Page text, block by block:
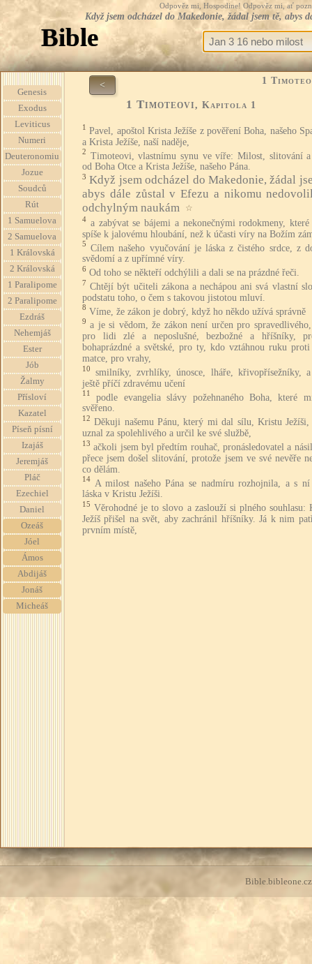
Odpověz mi, Hospodine! Odpověz mi, ať
Když jsem odcházel do Makedonie, žádal jsem tě,
Bible
Genesis
Exodus
Leviticus
Numeri
Deuteronomiu
Jozue
Soudců
Rút
1 Samuelova
2 Samuelova
1 Královská
2 Královská
1 Paralipome
2 Paralipome
Ezdráš
Nehemjáš
Ester
Jób
Žalmy
Přísloví
Kazatel
Píseň písní
Izajáš
Jeremjáš
Pláč
Ezechiel
Daniel
Ozeáš
Jóel
Ámos
Abdijáš
Jonáš
Micheáš
< 1
1 Timoteovi, Kapitola 1
1 Pavel, apoštol Krista Ježíše z pověření Boha, našeho
a Krista Ježíše, naší naděje,
2 Timoteovi, vlastnímu synu ve víře: Milost, slitování
od Boha Otce a Krista Ježíše, našeho Pána.
3 Když jsem odcházel do Makedonie, žádal
abys dále zůstal v Efezu a nikomu
odchylným naukám
☆
4 a zabývat se bájemi a nekonečnými rodokmeny, které
spíše k jalovému hloubání, než k účasti víry na Božím
5
Cílem našeho vyučování je láska z čistého srdce, z
svědomí a z upřímné víry.
6 Od toho se někteří odchýlili a dali se na prázdné řeči.
7 Chtějí být učiteli zákona a nechápou ani svá vlastní
podstatu toho, o čem s takovou jistotou mluví.
8 Víme, že zákon je dobrý, když ho někdo užívá správně
9 a je si vědom, že zákon není určen pro
pro lidi zlé a neposlušné, bezbožné a hříšníky,
bohaprázdné a světské, pro ty, kdo vztáhnou ruku
matce, pro vrahy,
10
smilníky, zvrhlíky, únosce, lháře, křivopřísežníky,
ještě příčí zdravému učení
11
podle evangelia slávy požehnaného Boha, které
svěřeno.
12 Děkuji našemu Pánu, který mi dal sílu, Kristu Ježíši,
uznal za spolehlivého a určil ke své službě,
13 ačkoli jsem byl předtím rouhač, pronásledovatel a
přece jsem došel slitování, protože jsem ve své nevěře
co dělám.
14 A milost našeho Pána se nadmíru rozhojnila, a s
láska v Kristu Ježíši.
15 Věrohodné je to slovo a zaslouží si plného souhlasu:
Ježíš přišel na svět, aby zachránil hříšníky. Já k nim
prvním místě,